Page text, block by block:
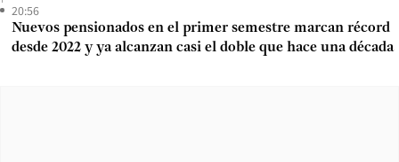
20:56
Nuevos pensionados en el primer semestre marcan récord
desde 2022 y ya alcanzan casi el doble que hace una década